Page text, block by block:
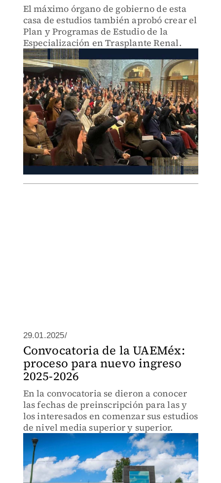
El máximo órgano de gobierno de esta
casa de estudios también aprobó crear el
Plan y Programas de Estudio de la
Especialización en Trasplante Renal.
29.01.2025/
Convocatoria de la UAEMéx:
proceso para nuevo ingreso
2025-2026
En la convocatoria se dieron a conocer
las fechas de preinscripción para las y
los interesados en comenzar sus estudios
de nivel media superior y superior.